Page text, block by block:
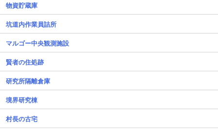
物資貯蔵庫
坑道内作業員詰所
マルゴー中央観測施設
賢者の住処跡
研究所隔離倉庫
境界研究棟
村長の古宅